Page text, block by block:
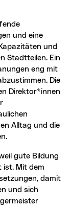
und eine
und
Stadtteilen. Ein
eng mit
Die
Direktor*innen
Alltag und die
ist. Mit dem
damit
und sich